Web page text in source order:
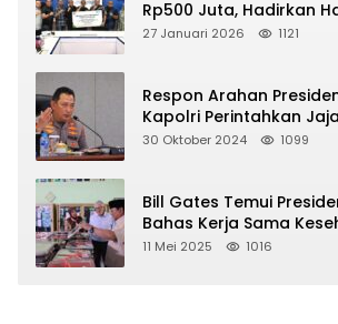
Rp500 Juta, Hadirkan
Korban Bencana di
27 Januari 2026 1121
Respon Arahan
Kapolri Perintahkan
Tegas Pelaku Judi Online
30 Oktober 2024 1099
Bill Gates Temui
Bahas Kerja Sama
Program Makan Bergizi
11 Mei 2025 1016